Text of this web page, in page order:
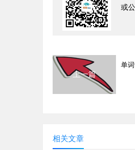
或
上一篇
单
相关文章